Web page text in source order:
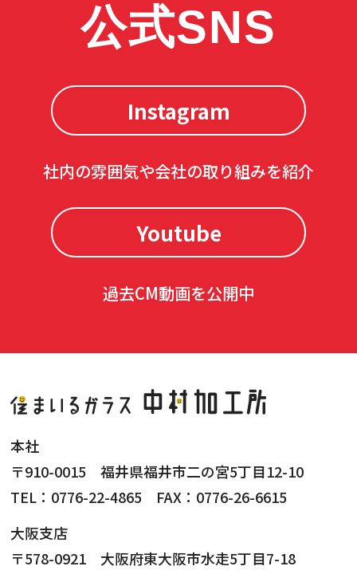
公式SNS
Instagram
社内の雰囲気や会社の取り組みを紹介
Youtube
過去CM動画を公開中
本社
〒910-0015 福井県福井市二の宮5丁目12-10
TEL：0776-22-4865 FAX：0776-26-6615
大阪支店
〒578-0921 大阪府東大阪市水走5丁目7-18